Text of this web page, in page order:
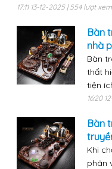
17:11 13-12-2025 | 554 lượt xem
Bàn
nhà
Bàn
thất
tiện
16:20
Bàn
Khi
phân